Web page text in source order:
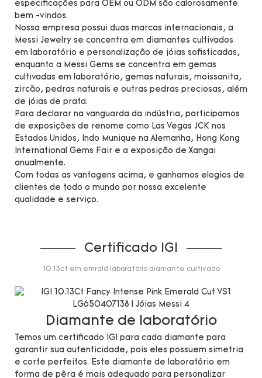
especificações para OEM ou ODM são calorosamente
bem -vindos.
Nossa empresa possui duas marcas internacionais, a
Messi Jewelry se concentra em diamantes cultivados
em laboratório e personalização de jóias sofisticadas,
enquanto a Messi Gems se concentra em gemas
cultivadas em laboratório, gemas naturais, moissanita,
zircão, pedras naturais e outras pedras preciosas, além
de jóias de prata.
Para declarar na vanguarda da indústria, participamos
de exposições de renome como Las Vegas JCK nos
Estados Unidos, Indo Munique na Alemanha, Hong Kong
International Gems Fair e a exposição de Xangai
anualmente.
Com todas as vantagens acima, e ganhamos elogios de
clientes de todo o mundo por nossa excelente
qualidade e serviço.
Certificado IGI
10.13ct em emrald laboratório diamante cultivado
Diamante de laboratório
Temos um certificado IGI para cada diamante para
garantir sua autenticidade, pois eles possuem simetria
e corte perfeitos. Este diamante de laboratório em
forma de pêra é mais adequado para personalizar